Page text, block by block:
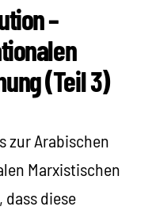
–
(Teil 3)
zur Arabischen
Marxistischen
dass diese